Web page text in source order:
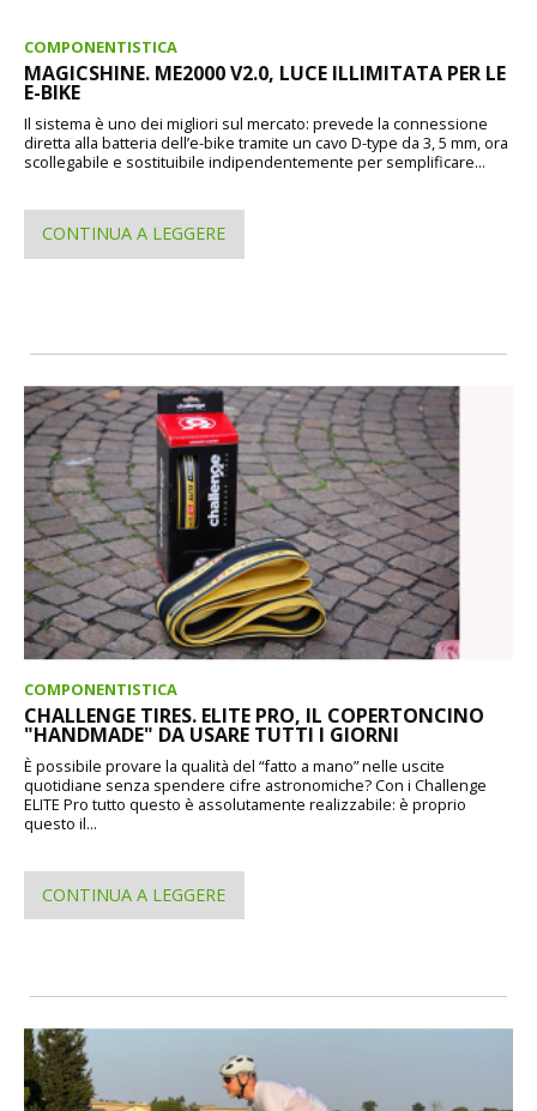
COMPONENTISTICA
MAGICSHINE. ME2000 V2.0, LUCE ILLIMITATA PER LE
E-BIKE
Il sistema è uno dei migliori sul mercato: prevede la connessione
diretta alla batteria dell’e-bike tramite un cavo D-type da 3, 5 mm, ora
scollegabile e sostituibile indipendentemente per semplificare...
CONTINUA A LEGGERE
COMPONENTISTICA
CHALLENGE TIRES. ELITE PRO, IL COPERTONCINO
"HANDMADE" DA USARE TUTTI I GIORNI
È possibile provare la qualità del “fatto a mano” nelle uscite
quotidiane senza spendere cifre astronomiche? Con i Challenge
ELITE Pro tutto questo è assolutamente realizzabile: è proprio
questo il...
CONTINUA A LEGGERE